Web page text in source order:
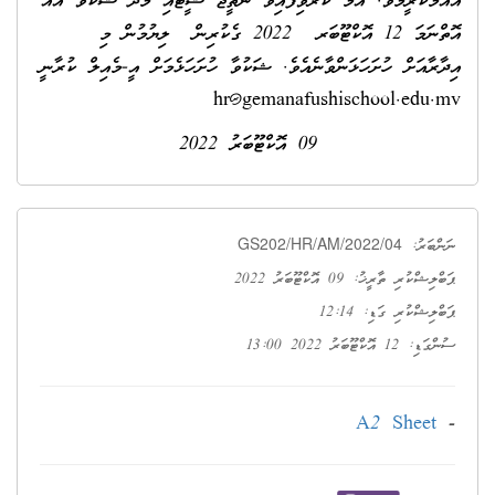
އޮތްނަމަ 12 އޮކްޓޫބަރ
2022 ގެކުރިން ލިޔުމުން މި
އިދާރާއަށް ހުށަހަޅަންވާނެއެވެ. ޝަކުވާ ހުށަހަޅެމަށް އީ-މެއިލް ކުރާނީ
hr@gemanafushischool.edu.mv
09 އޮކްޓޫބަރު 2022
ނަންބަރު: GS202/HR/AM/2022/04
ޕަބްލިޝްކުރި ތާރީޚު: 09 އޮކްޓޫބަރު 2022
ޕަބްލިޝްކުރި ގަޑި: 12:14
ސުންގަޑި: 12 އޮކްޓޫބަރު 2022 13:00
-
A2 Sheet